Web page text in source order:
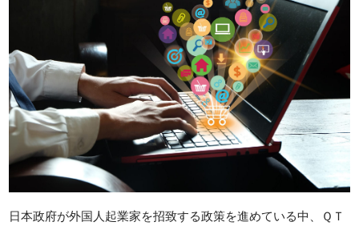
日本政府が外国人起業家を招致する政策を進めている中、ＱＴ